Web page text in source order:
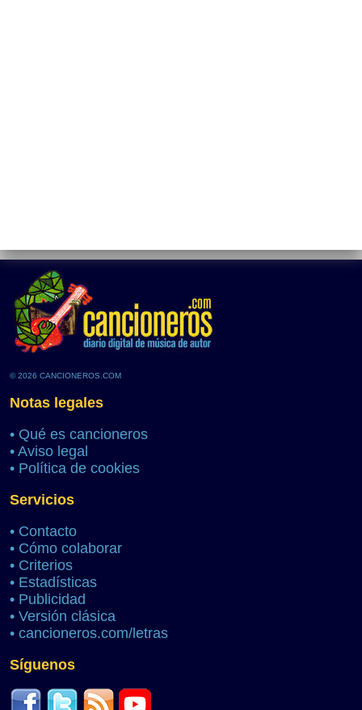
© 2026 CANCIONEROS.COM
Notas legales
• Qué es cancioneros
• Aviso legal
• Política de cookies
Servicios
• Contacto
• Cómo colaborar
• Criterios
• Estadísticas
• Publicidad
• Versión clásica
• cancioneros.com/letras
Síguenos